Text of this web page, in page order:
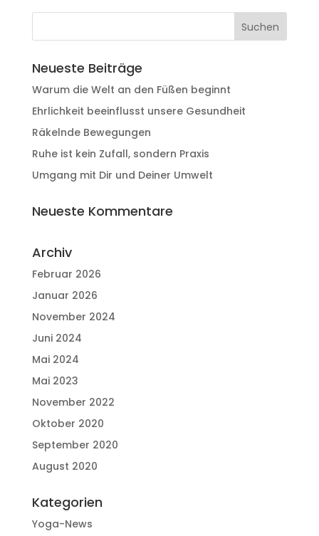
Neueste Beiträge
Warum die Welt an den Füßen beginnt
Ehrlichkeit beeinflusst unsere Gesundheit
Räkelnde Bewegungen
Ruhe ist kein Zufall, sondern Praxis
Umgang mit Dir und Deiner Umwelt
Neueste Kommentare
Archiv
Februar 2026
Januar 2026
November 2024
Juni 2024
Mai 2024
Mai 2023
November 2022
Oktober 2020
September 2020
August 2020
Kategorien
Yoga-News